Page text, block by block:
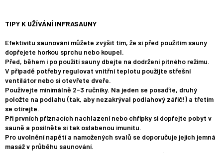
TIPY K UŽÍVÁNÍ INFRASAUNY
Efektivitu saunování můžete zvýšit tím, že si před použitím sauny
dopřejete horkou sprchu nebo koupel.
Před, během i po použití sauny dbejte na dodržení pitného režimu.
V případě potřeby regulovat vnitřní teplotu použijte střešní
ventilátor nebo si otevřete dveře.
Používejte minimálně 2-3 ručníky. Na jeden se posaďte, druhý
položte na podlahu (tak, aby nezakrýval podlahový zářič!) a třetím
se otírejte.
Při prvních příznacích nachlazení nebo chřipky si dopřejte pobyt v
sauně a posilněte si tak oslabenou imunitu.
Pro uvolnění napětí a namožených svalů se doporučuje jejich jemná
masáž v průběhu saunování.